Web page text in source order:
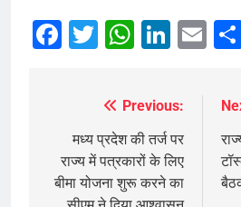
Facebook
Twitter
navigation
Previous:
मध्य प्रदेश की तर्ज पर
राज्य में पत्रकारों के लिए
बीमा योजना शुरू करने का